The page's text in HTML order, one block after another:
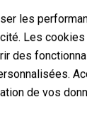
les
Les
des
de vos